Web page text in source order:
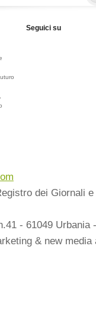
Seguici su
dei Giornali
- 61049 Urbania
& new media